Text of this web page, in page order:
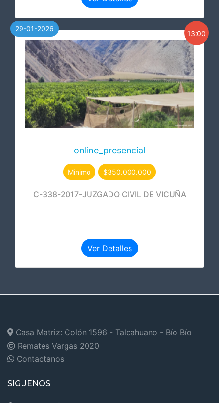
29-01-2026
13:00
online_presencial
Minimo $350.000.000
C-338-2017-JUZGADO CIVIL DE VICUÑA
Ver Detalles
Casa Matriz: Colón 1596 - Talcahuano - Bío Bío
Remates Vargas 2020
Contactanos
SIGUENOS